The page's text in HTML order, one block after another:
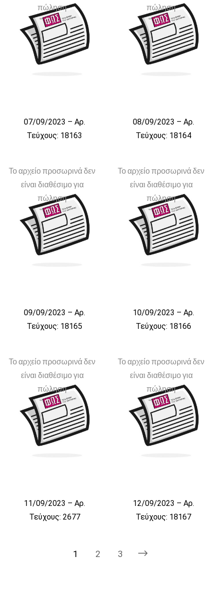
πώληση
07/09/2023 – Αρ.
Τεύχους: 18163
πώληση
08/09/2023 – Αρ.
Τεύχους: 18164
Το αρχείο προσωρινά δεν
είναι διαθέσιμο για
πώληση
09/09/2023 – Αρ.
Τεύχους: 18165
Το αρχείο προσωρινά δεν
είναι διαθέσιμο για
πώληση
10/09/2023 – Αρ.
Τεύχους: 18166
Το αρχείο προσωρινά δεν
είναι διαθέσιμο για
πώληση
11/09/2023 – Αρ.
Τεύχους: 2677
Το αρχείο προσωρινά δεν
είναι διαθέσιμο για
πώληση
12/09/2023 – Αρ.
Τεύχους: 18167
1 2 3